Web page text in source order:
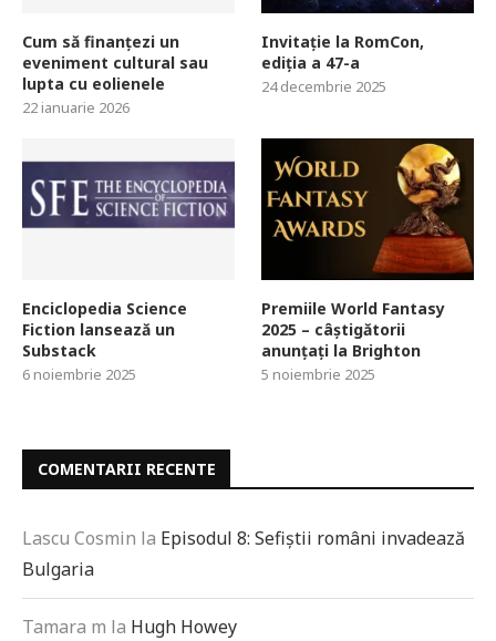
Cum să finanțezi un
eveniment cultural sau
lupta cu eolienele
22 ianuarie 2026
Invitație la RomCon,
ediția a 47-a
24 decembrie 2025
Enciclopedia Science
Fiction lansează un
Substack
6 noiembrie 2025
Premiile World Fantasy
2025 – câștigătorii
anunțați la Brighton
5 noiembrie 2025
COMENTARII RECENTE
Lascu Cosmin la Episodul 8: Sefiștii români invadează
Bulgaria
Tamara m la Hugh Howey